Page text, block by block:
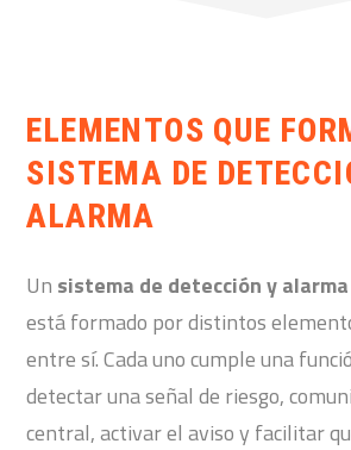
ELEMENTOS QUE
SISTEMA DE
ALARMA
Un sistema de detección y
está formado por distintos
entre sí. Cada uno cumple una
detectar una señal de riesgo,
central, activar el aviso y facilitar